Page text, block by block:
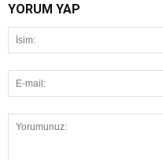
YORUM YAP